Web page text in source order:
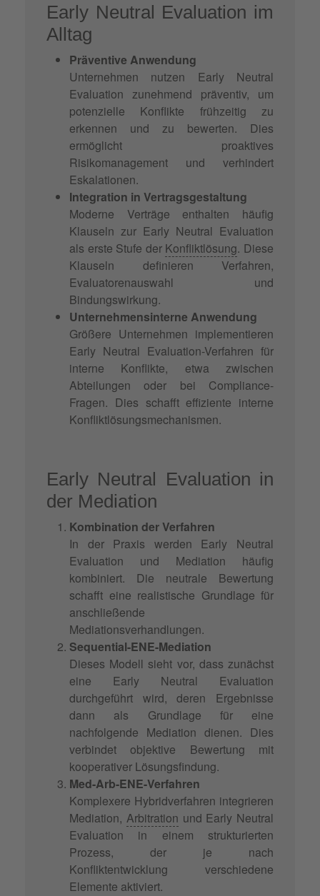
Early Neutral Evaluation im
Alltag
Präventive Anwendung
Unternehmen nutzen Early Neutral
Evaluation zunehmend präventiv, um
potenzielle Konflikte frühzeitig zu
erkennen und zu bewerten. Dies
ermöglicht proaktives
Risikomanagement und verhindert
Eskalationen.
Integration in Vertragsgestaltung
Moderne Verträge enthalten häufig
Klauseln zur Early Neutral Evaluation
als erste Stufe der Konfliktlösung. Diese
Klauseln definieren Verfahren,
Evaluatorenauswahl und
Bindungswirkung.
Unternehmensinterne Anwendung
Größere Unternehmen implementieren
Early Neutral Evaluation-Verfahren für
interne Konflikte, etwa zwischen
Abteilungen oder bei Compliance-
Fragen. Dies schafft effiziente interne
Konfliktlösungsmechanismen.
Early Neutral Evaluation in
der Mediation
Kombination der Verfahren
In der Praxis werden Early Neutral
Evaluation und Mediation häufig
kombiniert. Die neutrale Bewertung
schafft eine realistische Grundlage für
anschließende
Mediationsverhandlungen.
Sequential-ENE-Mediation
Dieses Modell sieht vor, dass zunächst
eine Early Neutral Evaluation
durchgeführt wird, deren Ergebnisse
dann als Grundlage für eine
nachfolgende Mediation dienen. Dies
verbindet objektive Bewertung mit
kooperativer Lösungsfindung.
Med-Arb-ENE-Verfahren
Komplexere Hybridverfahren integrieren
Mediation, Arbitration und Early Neutral
Evaluation in einem strukturierten
Prozess, der je nach
Konfliktentwicklung verschiedene
Elemente aktiviert.